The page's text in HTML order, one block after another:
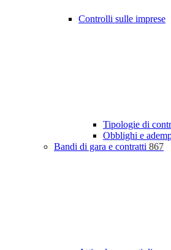
Controlli sulle imprese
Tipologie di
Obblighi e
Bandi di gara e contratti 867